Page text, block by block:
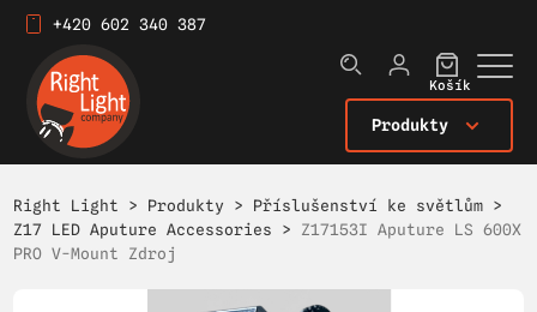
+420 602 340 387
Produkty
Košík
Right Light > Produkty > Příslušenství ke světlům >
Z17 LED Aputure Accessories > Z17153I Aputure LS 600X
PRO V-Mount Zdroj